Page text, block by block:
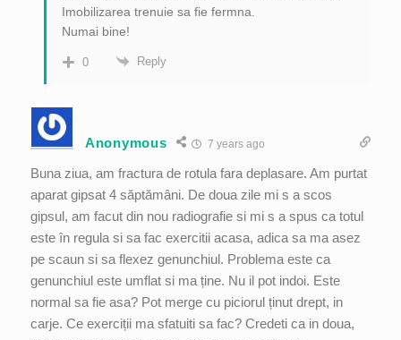
Imobilizarea trenuie sa fie fermna.
Numai bine!
0 Reply
Anonymous 7 years ago
Buna ziua, am fractura de rotula fara deplasare. Am purtat
aparat gipsat 4 săptămâni. De doua zile mi s a scos
gipsul, am facut din nou radiografie si mi s a spus ca totul
este în regula si sa fac exercitii acasa, adica sa ma asez
pe scaun si sa flexez genunchiul. Problema este ca
genunchiul este umflat si ma ține. Nu il pot indoi. Este
normal sa fie asa? Pot merge cu piciorul ținut drept, in
carje. Ce exerciții ma sfatuiti sa fac? Credeti ca in doua,